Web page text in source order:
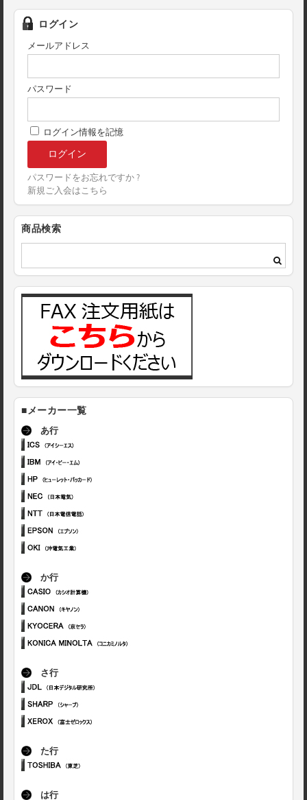
ログイン
メールアドレス
パスワード
ログイン情報を記憶
パスワードをお忘れですか ?
新規ご入会はこちら
商品検索
■メーカー一覧
あ行
か行
さ行
た行
は行